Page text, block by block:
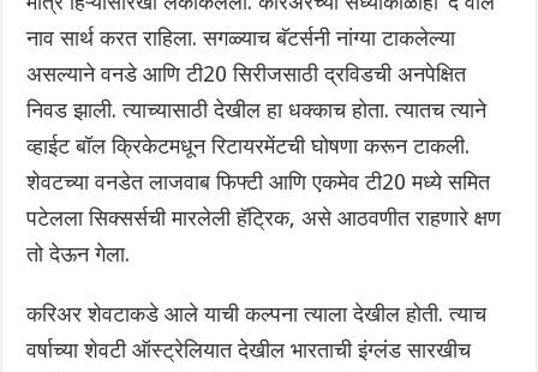
नाव सार्थ करत राहिला. सगळ्याच बॅटर्सनी नांग्या टाकलेल्या
असल्याने वनडे आणि टी20 सिरीजसाठी द्रविडची अनपेक्षित
निवड झाली. त्याच्यासाठी देखील हा धक्काच होता. त्यातच त्याने
व्हाईट बॉल क्रिकेटमधून रिटायरमेंटची घोषणा करून टाकली.
शेवटच्या वनडेत लाजवाब फिफ्टी आणि एकमेव टी20 मध्ये समित
पटेलला सिक्सर्सची मारलेली हॅट्रिक, असे आठवणीत राहणारे क्षण
तो देऊन गेला.
करिअर शेवटाकडे आले याची कल्पना त्याला देखील होती. त्याच
वर्षाच्या शेवटी ऑस्ट्रेलियात देखील भारताची इंग्लंड सारखीच